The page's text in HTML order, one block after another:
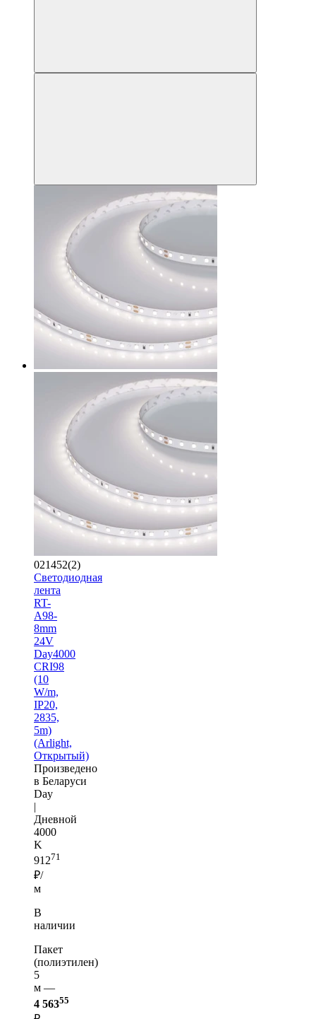
021452(2)
Светодиодная
лента
RT-
A98-
8mm
24V
Day4000
CRI98
(10
W/m,
IP20,
2835,
5m)
(Arlight,
Открытый)
Произведено
в Беларуси
Day
|
Дневной
4000
K
91271
₽/
м
В
наличии
Пакет
(полиэтилен)
5
м —
4 56355